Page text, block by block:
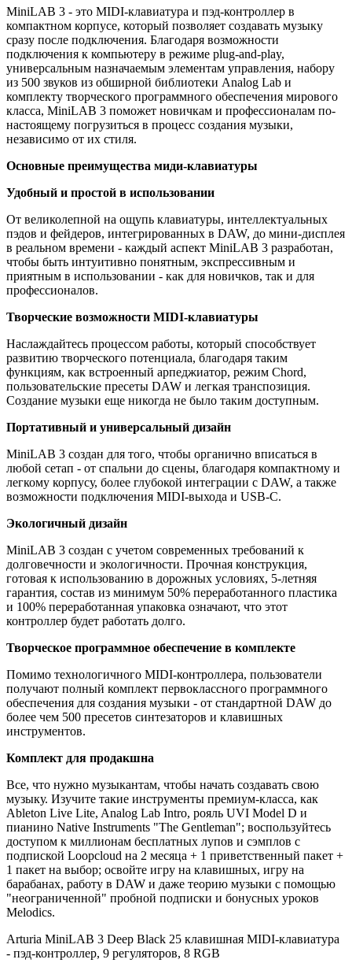
MiniLAB 3 - это MIDI-клавиатура и пэд-контроллер в
компактном корпусе, который позволяет создавать музыку
сразу после подключения. Благодаря возможности
подключения к компьютеру в режиме plug-and-play,
универсальным назначаемым элементам управления, набору
из 500 звуков из обширной библиотеки Analog Lab и
комплекту творческого программного обеспечения мирового
класса, MiniLAB 3 поможет новичкам и профессионалам по-
настоящему погрузиться в процесс создания музыки,
независимо от их стиля.
Основные преимущества миди-клавиатуры
Удобный и простой в использовании
От великолепной на ощупь клавиатуры, интеллектуальных
пэдов и фейдеров, интегрированных в DAW, до мини-дисплея
в реальном времени - каждый аспект MiniLAB 3 разработан,
чтобы быть интуитивно понятным, экспрессивным и
приятным в использовании - как для новичков, так и для
профессионалов.
Творческие возможности MIDI-клавиатуры
Наслаждайтесь процессом работы, который способствует
развитию творческого потенциала, благодаря таким
функциям, как встроенный арпеджиатор, режим Chord,
пользовательские пресеты DAW и легкая транспозиция.
Создание музыки еще никогда не было таким доступным.
Портативный и универсальный дизайн
MiniLAB 3 создан для того, чтобы органично вписаться в
любой сетап - от спальни до сцены, благодаря компактному и
легкому корпусу, более глубокой интеграции с DAW, а также
возможности подключения MIDI-выхода и USB-C.
Экологичный дизайн
MiniLAB 3 создан с учетом современных требований к
долговечности и экологичности. Прочная конструкция,
готовая к использованию в дорожных условиях, 5-летняя
гарантия, состав из минимум 50% переработанного пластика
и 100% переработанная упаковка означают, что этот
контроллер будет работать долго.
Творческое программное обеспечение в комплекте
Помимо технологичного MIDI-контроллера, пользователи
получают полный комплект первоклассного программного
обеспечения для создания музыки - от стандартной DAW до
более чем 500 пресетов синтезаторов и клавишных
инструментов.
Комплект для продакшна
Все, что нужно музыкантам, чтобы начать создавать свою
музыку. Изучите такие инструменты премиум-класса, как
Ableton Live Lite, Analog Lab Intro, рояль UVI Model D и
пианино Native Instruments "The Gentleman"; воспользуйтесь
доступом к миллионам бесплатных лупов и сэмплов с
подпиской Loopcloud на 2 месяца + 1 приветственный пакет +
1 пакет на выбор; освойте игру на клавишных, игру на
барабанах, работу в DAW и даже теорию музыки с помощью
"неограниченной" пробной подписки и бонусных уроков
Melodics.
Arturia MiniLAB 3 Deep Black 25 клавишная MIDI-клавиатура
- пэд-контроллер, 9 регуляторов, 8 RGB